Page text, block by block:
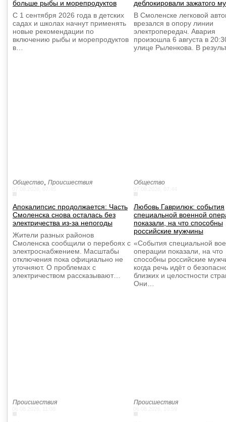
больше рыбы и морепродуктов
С 1 сентября 2026 года в детских
садах и школах начнут применять
новые рекомендации по
включению рыбы и морепродуктов
в…
деблокировали зажатого
В Смоленске легковой
врезался в опору линии
электропередач. Авария
произошла 6 августа в
улице Рыленкова. В
Общество Происшествия
Апокалипсис продолжается: Часть
Смоленска снова осталась без
электричества из-за непогоды
Жители разных районов
Смоленска сообщили о перебоях с
электроснабжением. Масштабы
отключения пока официально не
уточняют. О проблемах с
электричеством рассказывают…
Общество
Любовь Гаврилюк: события
специальной военной
показали, на что способны
российские мужчины
«События специальной
операции показали, на что
способны российские
когда речь идёт о
близких и целостности
Они…
Происшествия Происшествия